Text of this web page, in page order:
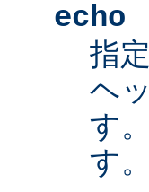
echo
指
ヘ
す。
す。